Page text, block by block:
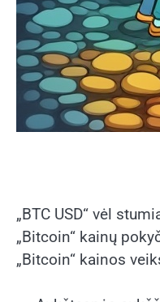
„BTC USD“ vėl
„Bitcoin“ kainų
„Bitcoin“ kainos